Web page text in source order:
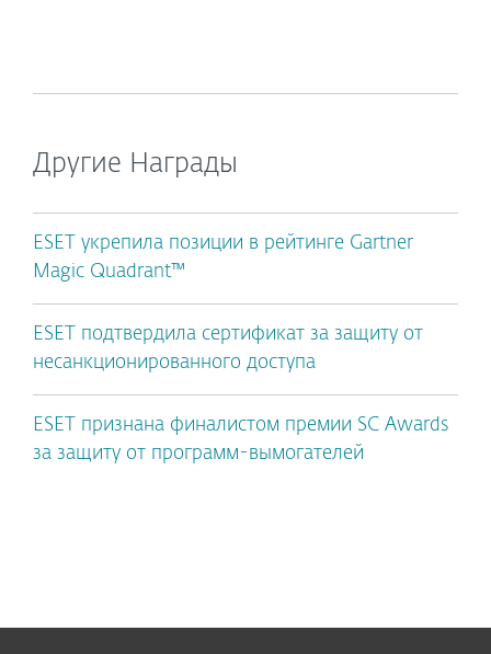
Другие Награды
ESET укрепила позиции в рейтинге Gartner
Magic Quadrant™
ESET подтвердила сертификат за защиту от
несанкционированного доступа
ESET признана финалистом премии SC Awards
за защиту от программ-вымогателей